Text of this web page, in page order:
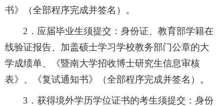
书》（全部程序完成并签名）。
2．应届毕业生须提交：身份证、教育部学籍在
线验证报告、加盖硕士学习学校教务部门公章的大
学成绩单、《暨南大学招收博士研究生信息审核
表》、《复试通知书》（全部程序完成并签名）。
3．获得境外学历学位证书的考生须提交：身份